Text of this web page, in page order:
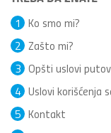
Ko smo mi?
1
Zašto mi?
2
Opšti uslovi
3
Uslovi korišćenja
4
Kontakt
5